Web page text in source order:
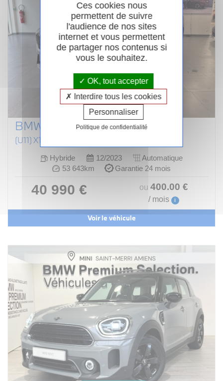
BMW X1 U11
(U11) X1 XDRIVE25E 245CH (AB 2022)
Hybride 12/2023
Automatique
53 643km
Garantie 24 mois
40 990 € ou 400.00 €
/ mois i
Voir le véhicule
Ces cookies nous
permettent de suivre
l'audience de nos sites
internet et vous permettent
de partager nos contenus si
vous le souhaitez.
OK, tout accepter
Interdire tous les cookies
Personnaliser
Politique de confidentialité